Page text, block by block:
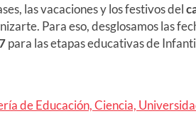
las vacaciones y los festivos del
Para eso, desglosamos las
para las etapas educativas de
de Educación, Ciencia,